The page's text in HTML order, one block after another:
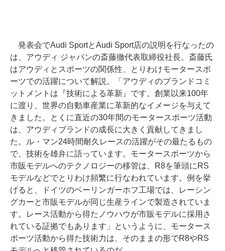
発表会でAudi SportとAudi Sport店の説明を行なったの
は、アウディ ジャパンの斎藤徹代表取締役社長。斎藤氏
はアウディとスポーツの関係性、とりわけモータースポ
ーツでの活躍について解説。「アウディのブランドコミ
ットメントは『技術による革新』です。創業以来100年
に渡り、世界の自動車産業に革新的なイメージを与えて
きました。とくに直近の30年間のモータースポーツ活動
は、アウディブランドの成長に大きく貢献してきまし
た。ル・マン24時間耐久レースの活躍がその最たるもの
で、技術を雄弁に語っています。モータースポーツから
市販モデルへのテクノロジーの移管は、R8を筆頭にRS
モデルなどでとりわけ頻繁に行なわれています。例を挙
げると、ドイツのベーリンガーホフ工場では、レーシン
グカーと市販モデルが同じ生産ラインで製造されていま
す。レース活動から得たノウハウが市販モデルに採用さ
れている証拠でもあります」というように、モータース
ポーツ活動から得た技術力は、そのままの形でR8やRS